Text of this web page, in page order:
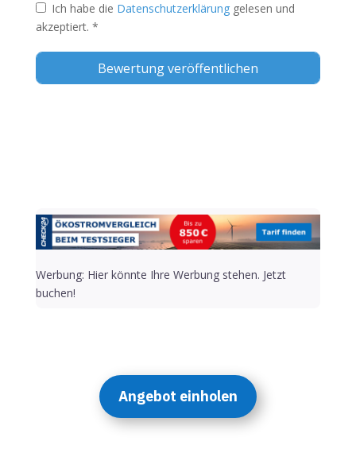
Ich habe die Datenschutzerklärung gelesen und
akzeptiert. *
Werbung: Hier könnte Ihre Werbung stehen. Jetzt
buchen!
Angebot einholen